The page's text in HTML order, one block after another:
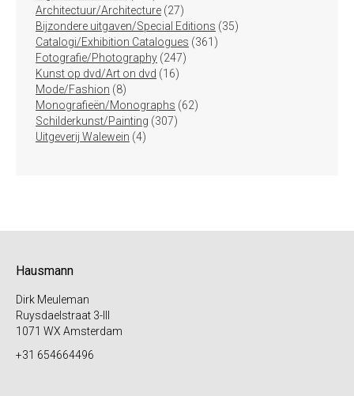
producten
Architectuur/Architecture 2727
producten
Bijzondere uitgaven/Special Editions 3535
Catalogi/Exhibition Catalogues 361 361
Fotografie/Photography 247247
Kunst op dvd/Art on dvd 1616
Mode/Fashion 88
producten
Monografieën/Monographs 6262
Schilderkunst/Painting 307307
Uitgeverij Walewein 44
Hausmann
Dirk Meuleman
Ruysdaelstraat 3-III
1071 WX Amsterdam
+31 654664496